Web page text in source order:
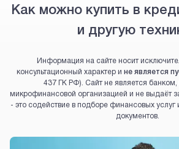
Как можно купить в
и другую
Информация на сайте носит
консультационный характер и не является
437 ГК РФ). Сайт не является банком,
микрофинансовой организацией и не выдаёт
- это содействие в подборе финансовых
документов.